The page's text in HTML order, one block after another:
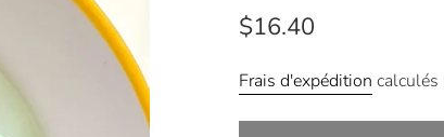
$16.40
Frais d'expédition calculés